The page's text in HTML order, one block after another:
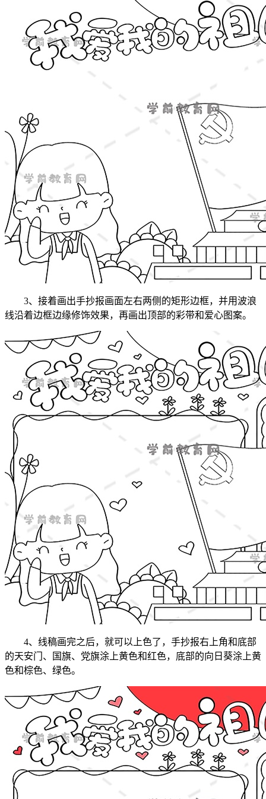
3、接着画出手抄报画面左右两侧的矩形边框，并用波浪
线沿着边框边缘修饰效果，再画出顶部的彩带和爱心图案。
4、线稿画完之后，就可以上色了，手抄报右上角和底部
的天安门、国旗、党旗涂上黄色和红色，底部的向日葵涂上黄
色和棕色、绿色。